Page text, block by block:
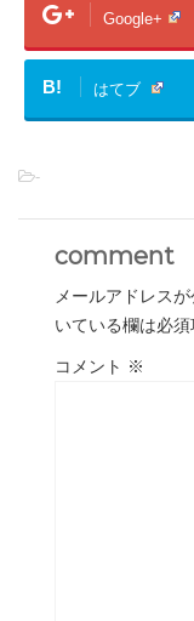
Google+
B! はてブ
-
comment
メールアドレス
いている欄は必
コメント ※